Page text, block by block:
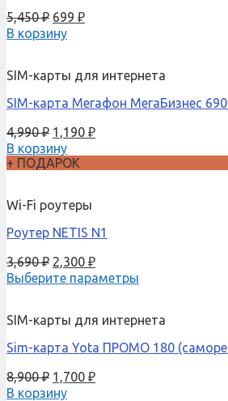
5,450₽ 699 ₽
В корзину
SIM-карты для интернета
SIM-карта Мегафон МегаБизнес
4,990₽ 1,190 ₽
В корзину
+ ПОДАРОК
Wi-Fi роутеры
Роутер NETIS N1
3,690₽ 2,300 ₽
Выберите параметры
SIM-карты для интернета
Sim-карта Yota ПРОМО 180
8,900₽ 1,700 ₽
В корзину